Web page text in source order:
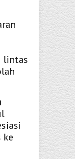
lintas
ke